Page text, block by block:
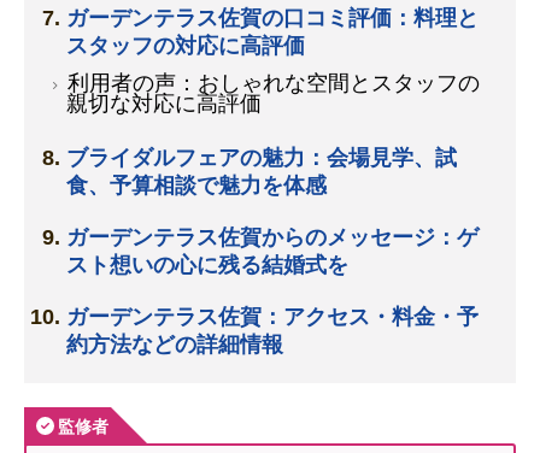
ガーデンテラス佐賀の口コミ評価：料理と
スタッフの対応に高評価
利用者の声：おしゃれな空間とスタッフの
親切な対応に高評価
ブライダルフェアの魅力：会場見学、試
食、予算相談で魅力を体感
ガーデンテラス佐賀からのメッセージ：ゲ
スト想いの心に残る結婚式を
ガーデンテラス佐賀：アクセス・料金・予
約方法などの詳細情報
監修者